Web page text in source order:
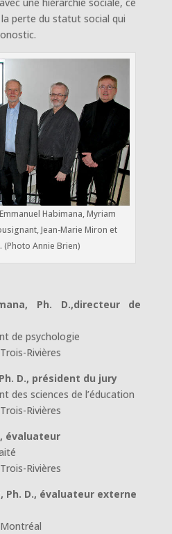
perte du statut social qui
Habimana, Myriam
Jean-Marie Miron et
(Photo Annie Brien)
Ph. D.,directeur de
de psychologie
Rivières
D., président du jury
des sciences de l’éducation
Rivières
évaluateur
Rivières
Ph. D., évaluateur externe